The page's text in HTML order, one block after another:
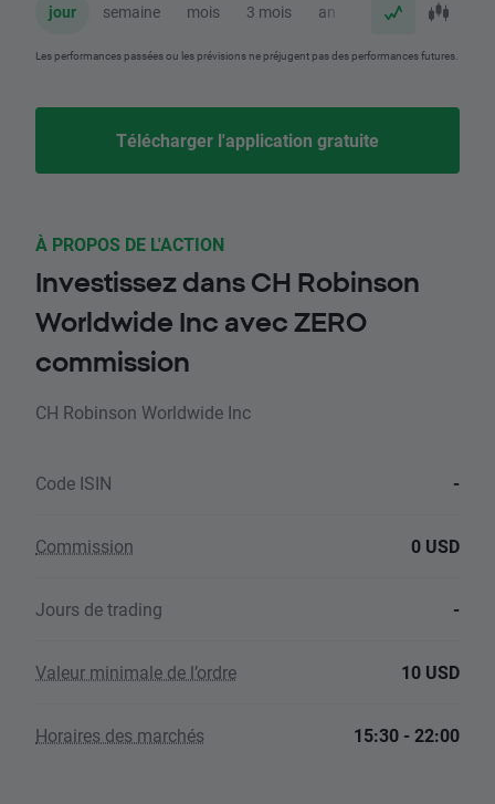
jour semaine mois 3 mois an
Les performances passées ou les prévisions ne préjugent pas des performances futures.
Télécharger l'application gratuite
À PROPOS DE L'ACTION
Investissez dans CH Robinson
Worldwide Inc avec ZERO
commission
CH Robinson Worldwide Inc
Code ISIN -
Commission 0 USD
Jours de trading -
Valeur minimale de l’ordre 10 USD
Horaires des marchés 15:30 - 22:00